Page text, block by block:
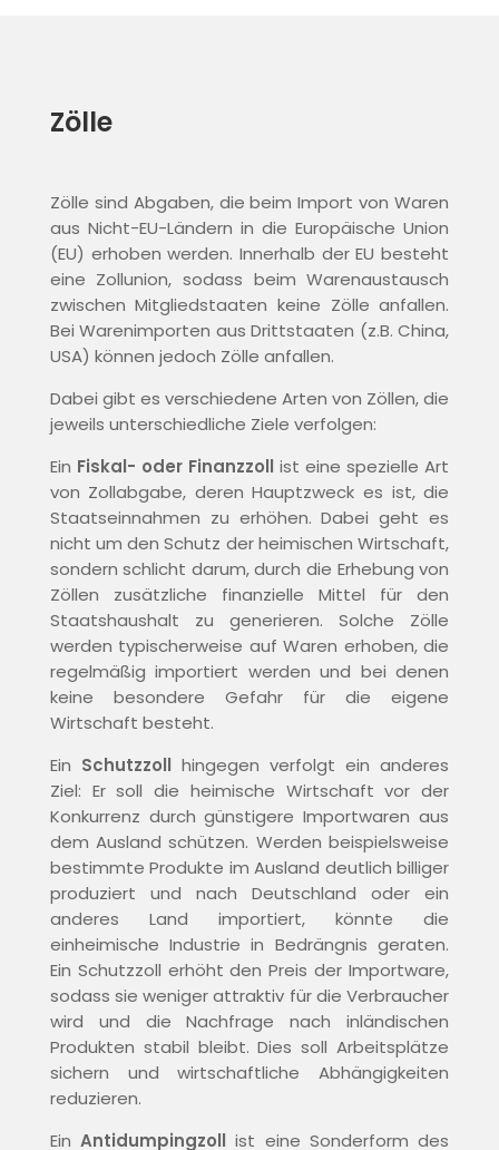
Zölle
Zölle sind Abgaben, die beim Import von Waren
aus Nicht-EU-Ländern in die Europäische Union
(EU) erhoben werden. Innerhalb der EU besteht
eine Zollunion, sodass beim Warenaustausch
zwischen Mitgliedstaaten keine Zölle anfallen.
Bei Warenimporten aus Drittstaaten (z.B. China,
USA) können jedoch Zölle anfallen.
Dabei gibt es verschiedene Arten von Zöllen, die
jeweils unterschiedliche Ziele verfolgen:
Ein Fiskal- oder Finanzzoll ist eine spezielle Art
von Zollabgabe, deren Hauptzweck es ist, die
Staatseinnahmen zu erhöhen. Dabei geht es
nicht um den Schutz der heimischen Wirtschaft,
sondern schlicht darum, durch die Erhebung von
Zöllen zusätzliche finanzielle Mittel für den
Staatshaushalt zu generieren. Solche Zölle
werden typischerweise auf Waren erhoben, die
regelmäßig importiert werden und bei denen
keine besondere Gefahr für die eigene
Wirtschaft besteht.
Ein Schutzzoll hingegen verfolgt ein anderes
Ziel: Er soll die heimische Wirtschaft vor der
Konkurrenz durch günstigere Importwaren aus
dem Ausland schützen. Werden beispielsweise
bestimmte Produkte im Ausland deutlich billiger
produziert und nach Deutschland oder ein
anderes Land importiert, könnte die
einheimische Industrie in Bedrängnis geraten.
Ein Schutzzoll erhöht den Preis der Importware,
sodass sie weniger attraktiv für die Verbraucher
wird und die Nachfrage nach inländischen
Produkten stabil bleibt. Dies soll Arbeitsplätze
sichern und wirtschaftliche Abhängigkeiten
reduzieren.
EinAntidumpingzoll ist eine Sonderform des